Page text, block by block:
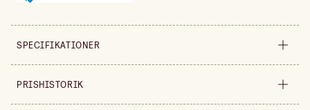
SPECIFIKATIONER
Säljs i styck
PRISHISTORIK